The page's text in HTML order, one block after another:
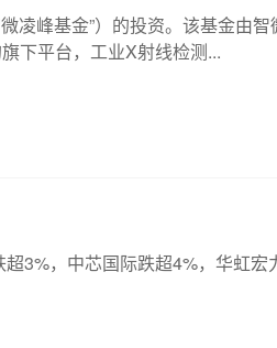
凌峰基金”）的投资。该基金由智
下平台，工业X射线检测...
3%，中芯国际跌超4%，华虹宏